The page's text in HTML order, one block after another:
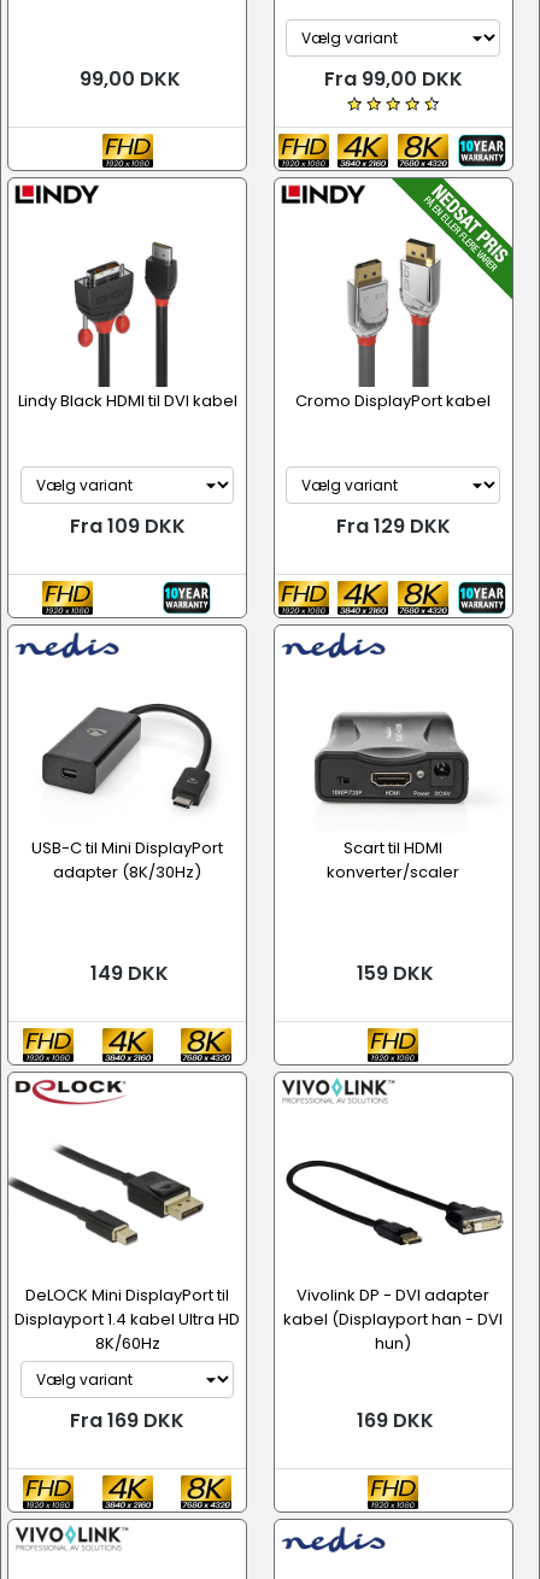
99,00 DKK Fra 99,00 DKK
Lindy Black HDMI til DVI kabel
Fra 109 DKK
Cromo DisplayPort kabel
Fra 129 DKK
USB-C til Mini DisplayPort
adapter (8K/30Hz)
149 DKK
Scart til HDMI
konverter/scaler
159 DKK
DeLOCK Mini DisplayPort til
Displayport 1.4 kabel Ultra HD
8K/60Hz
Fra 169 DKK
Vivolink DP - DVI adapter
kabel (Displayport han - DVI
hun)
169 DKK